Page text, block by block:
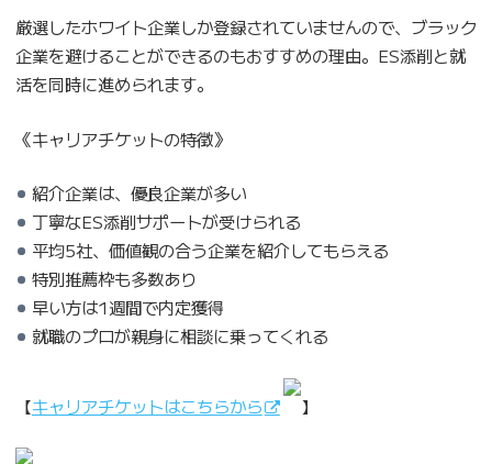
厳選したホワイト企業しか登録されていませんので、ブラック
企業を避けることができるのもおすすめの理由。ES添削と就
活を同時に進められます。
《キャリアチケットの特徴》
紹介企業は、優良企業が多い
丁寧なES添削サポートが受けられる
平均5社、価値観の合う企業を紹介してもらえる
特別推薦枠も多数あり
早い方は1週間で内定獲得
就職のプロが親身に相談に乗ってくれる
【キャリアチケットはこちらから 】